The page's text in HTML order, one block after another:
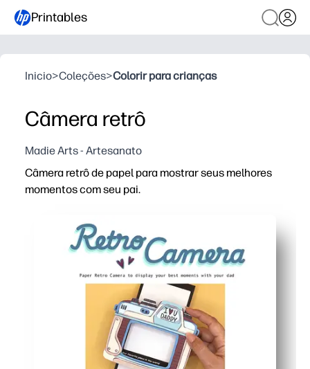
Printables
Inicio>Coleções>Colorir para crianças
Câmera retrô
Madie Arts - Artesanato
Câmera retrô de papel para mostrar seus melhores
momentos com seu pai.